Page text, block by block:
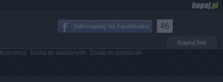
46
Kopiuj link
Komentuj Dodaj do ulubionych Dodaj do przyjaciół